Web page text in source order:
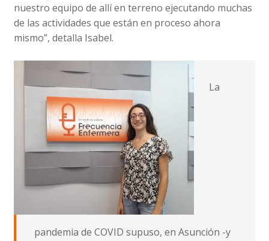
nuestro equipo de allí en terreno ejecutando muchas
de las actividades que están en proceso ahora
mismo”, detalla Isabel.
La
pandemia de COVID supuso, en Asunción -y